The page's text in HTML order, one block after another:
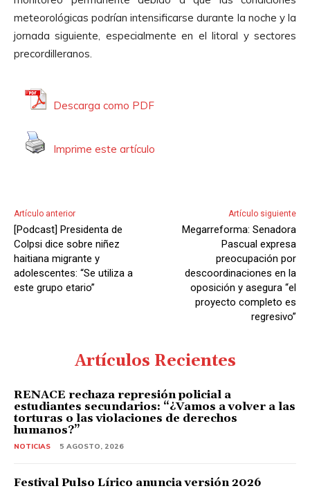
meteorológicas podrían intensificarse durante la noche y la
jornada siguiente, especialmente en el litoral y sectores
precordilleranos.
Descarga como PDF
Imprime este artículo
Artículo anterior
[Podcast] Presidenta de
Colpsi dice sobre niñez
haitiana migrante y
adolescentes: “Se utiliza a
este grupo etario”
Artículo siguiente
Megarreforma: Senadora
Pascual expresa
preocupación por
descoordinaciones en la
oposición y asegura “el
proyecto completo es
regresivo”
Artículos Recientes
RENACE rechaza represión policial a
estudiantes secundarios: “¿Vamos a volver a las
torturas o las violaciones de derechos
humanos?”
NOTICIAS 5 AGOSTO, 2026
Festival Pulso Lírico anuncia versión 2026